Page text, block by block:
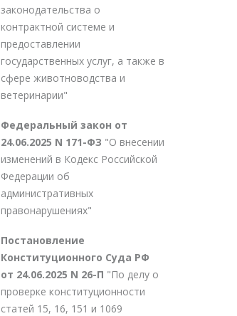
законодательства о
контрактной системе и
предоставлении
государственных услуг, а также в
сфере животноводства и
ветеринарии"
Федеральный закон от
24.06.2025 N 171-ФЗ "О внесении
изменений в Кодекс Российской
Федерации об
административных
правонарушениях"
Постановление
Конституционного Суда РФ
от 24.06.2025 N 26-П "По делу о
проверке конституционности
статей 15, 16, 151 и 1069